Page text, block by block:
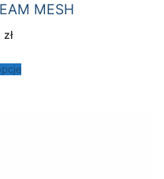
MESH
zł